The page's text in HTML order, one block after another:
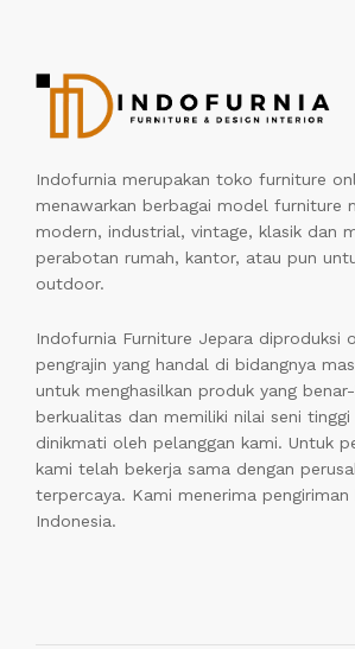
Indofurnia merupakan toko furniture
menawarkan berbagai model furniture
modern, industrial, vintage, klasik dan
perabotan rumah, kantor, atau pun
outdoor.
Indofurnia Furniture Jepara diproduksi
pengrajin yang handal di bidangnya
untuk menghasilkan produk yang
berkualitas dan memiliki nilai seni tinggi
dinikmati oleh pelanggan kami. Untuk
kami telah bekerja sama dengan
terpercaya. Kami menerima pengiriman
Indonesia.